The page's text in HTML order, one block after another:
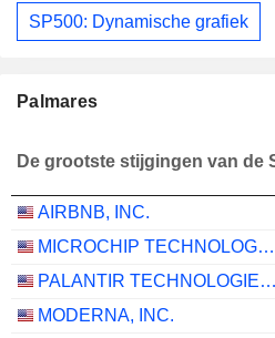
SP500: Dynamische grafiek
Palmares
De grootste stijgingen van de
AIRBNB, INC.
MICROCHIP TECHNOLOGY INCORPORATED
PALANTIR TECHNOLOGIES INC.
MODERNA, INC.